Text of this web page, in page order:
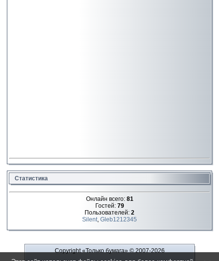
Статистика
Онлайн всего: 81
Гостей: 79
Пользователей: 2
Silent Gleb1212345
Copyright «Только бумага» © 2007-2026